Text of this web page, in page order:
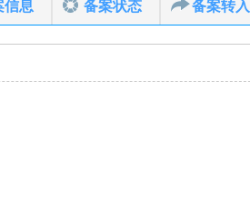
信息 备案状态 备案转入